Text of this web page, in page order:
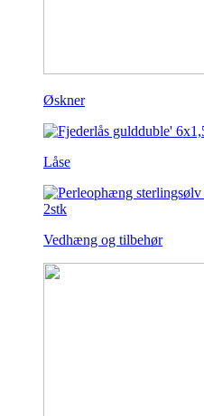
Øskner
Låse
Vedhæng og tilbehør